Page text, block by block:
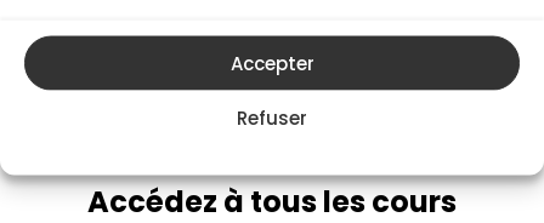
Accepter
Refuser
Accédez à tous les cours